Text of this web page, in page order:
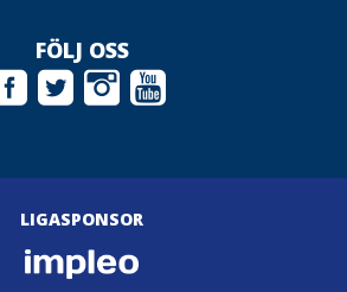
FÖLJ OSS
LIGASPONSOR